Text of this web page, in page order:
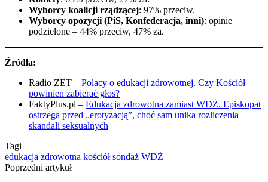
Wyborcy koalicji rządzącej: 97% przeciw.
Wyborcy opozycji (PiS, Konfederacja, inni): opinie
podzielone – 44% przeciw, 47% za.
Źródła:
Radio ZET – Polacy o edukacji zdrowotnej. Czy Kościół
powinien zabierać głos?
FaktyPlus.pl – Edukacja zdrowotna zamiast WDŻ. Episkopat
ostrzega przed „erotyzacją”, choć sam unika rozliczenia
skandali seksualnych
Tagi
edukacja zdrowotna kościółsondaż WDŻ
Poprzedni artykuł